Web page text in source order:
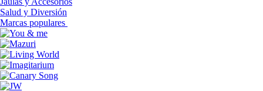
Salud y Diversión
Marcas populares